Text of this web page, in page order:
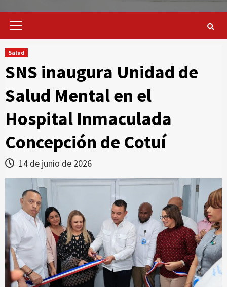
Primary
Salud
SNS inaugura Unidad de
Salud Mental en el
Hospital Inmaculada
Concepción de Cotuí
14 de junio de 2026